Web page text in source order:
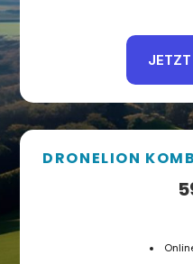
JETZT
DRONELION